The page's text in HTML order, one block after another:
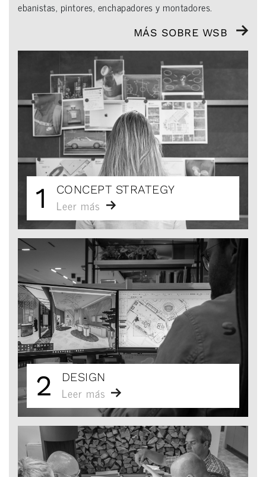
ebanistas, pintores, enchapadores y montadores.
MÁS SOBRE WSB
1 CONCEPT STRATEGY
Leer más
2 DESIGN
Leer más